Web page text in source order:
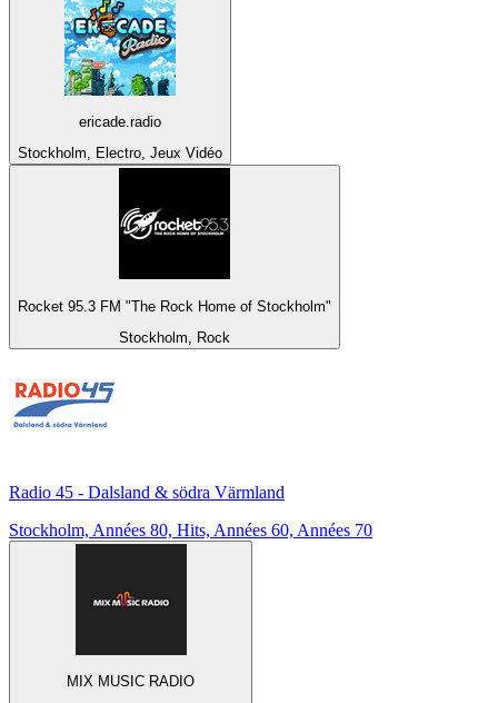
ericade.radio
Stockholm, Electro, Jeux Vidéo
Rocket 95.3 FM "The Rock Home of Stockholm"
Stockholm, Rock
Radio 45 - Dalsland & södra Värmland
Stockholm, Années 80, Hits, Années 60, Années 70
MIX MUSIC RADIO